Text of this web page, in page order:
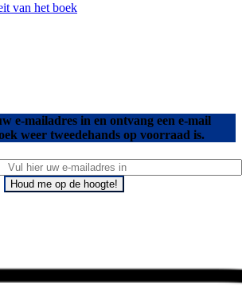
van het boek
e-mailadres in en ontvang een e-mail
weer tweedehands op voorraad is.
Houd me op de hoogte!